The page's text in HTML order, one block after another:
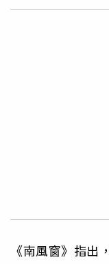
《南風窗》指出